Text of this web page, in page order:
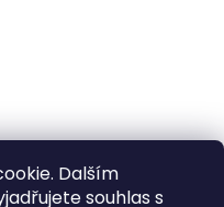
Dalším
souhlas s